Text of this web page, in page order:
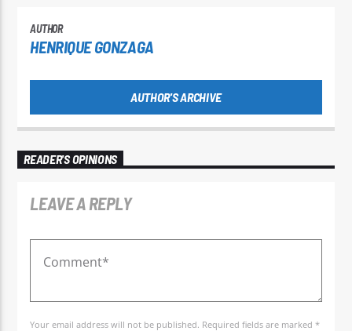
AUTHOR
HENRIQUE GONZAGA
AUTHOR'S ARCHIVE
READER'S OPINIONS
LEAVE A REPLY
Your email address will not be published. Required fields are marked *